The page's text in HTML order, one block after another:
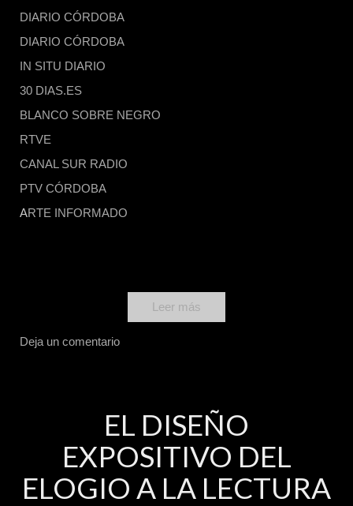
DIARIO CÓRDOBA
DIARIO CÓRDOBA
IN SITU DIARIO
30 DIAS.ES
BLANCO SOBRE NEGRO
RTVE
CANAL SUR RADIO
PTV CÓRDOBA
ARTE INFORMADO
Leer más
Deja un comentario
EL DISEÑO
EXPOSITIVO DEL
ELOGIO A LA LECTURA